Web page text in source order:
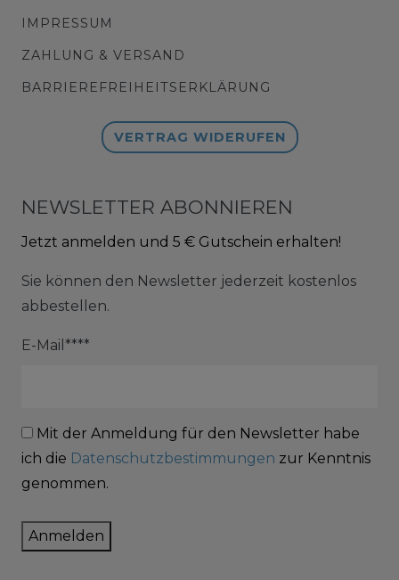
IMPRESSUM
ZAHLUNG & VERSAND
BARRIEREFREIHEITSERKLÄRUNG
VERTRAG WIDERUFEN
NEWSLETTER ABONNIEREN
Jetzt anmelden und 5 € Gutschein erhalten!
Sie können den Newsletter jederzeit kostenlos
abbestellen.
E-Mail****
Mit der Anmeldung für den Newsletter habe
ich die Datenschutzbestimmungen zur Kenntnis
genommen.
Anmelden